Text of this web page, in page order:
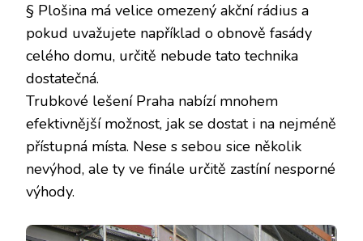
§ Plošina má velice omezený akční rádius a
pokud uvažujete například o obnově fasády
celého domu, určitě nebude tato technika
dostatečná.
Trubkové lešení Praha nabízí mnohem
efektivnější možnost, jak se dostat i na nejméně
přístupná místa. Nese s sebou sice několik
nevýhod, ale ty ve finále určitě zastíní nesporné
výhody.